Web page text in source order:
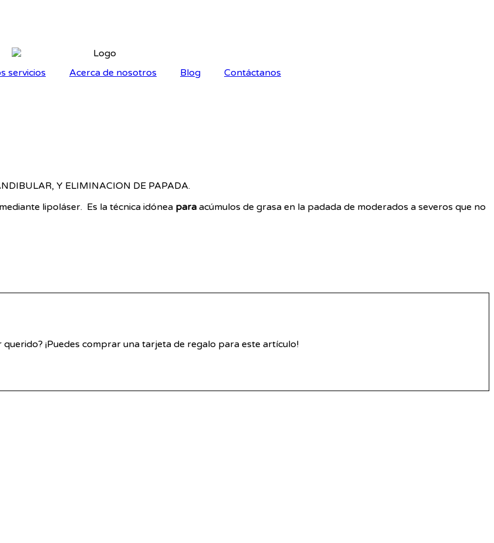
servicios Acerca de nosotros Blog Contáctanos
Y ELIMINACION DE PAPADA.
lipoláser. Es la técnica idónea para acúmulos de grasa en la padada de moderados a severos que no
¡Puedes comprar una tarjeta de regalo para este artículo!